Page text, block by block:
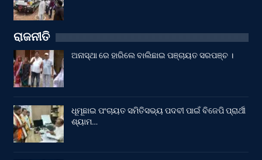
ରାଜନୀତି
ଅନାସ୍ଥା ରେ ହାରିଲେ ବାଲିଛାଇ ପଞ୍ଚାୟତ ସରପଞ୍ଚ ।
ଧୂମୂଛାଇ ପଂଚାୟତ ସମିତିସଭ୍ୟ ପଦବୀ ପାଇଁ ବିଜେପି ପ୍ରାର୍ଥୀ
ଶ୍ୟାମ…